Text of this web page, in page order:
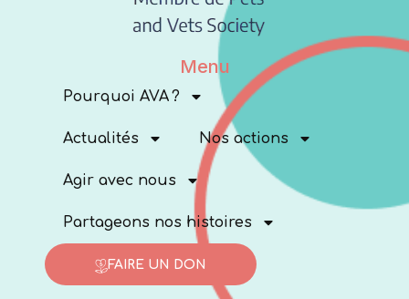
Menu
Pourquoi AVA ?
Actualités Nos actions
Agir avec nous
Partageons nos histoires
FAIRE UN DON